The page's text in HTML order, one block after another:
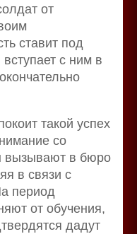
от
ставит под
с ним в
такой успех
со
вызывают в бюро
в связи с
период
от обучения,
дадут